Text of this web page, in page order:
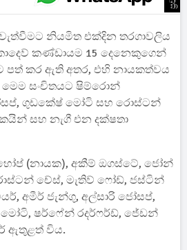
නියමිත එක්දින තරගාවලිය
කණ්ඩායම 15 දෙනෙකුගෙන්
පත් කර ඇති අතර, එහි නායකත්වය
සංචිතයට ෂිම්රොන්
ගුඩකේෂ් මෝටි සහ රොස්ටන්
සහ නැගී එන දක්ෂතා
(නායක), අකීම් ඔගස්ටේ, ජෝන්
චේස්, මැතිව් ෆෝඩ්, ජස්ටින්
අමීර් ජැන්ගු, අල්සාරි ජෝසප්,
ෂර්ෆේන් රදර්ෆර්ඩ්, ජේඩන්
ඇතුළත් විය.